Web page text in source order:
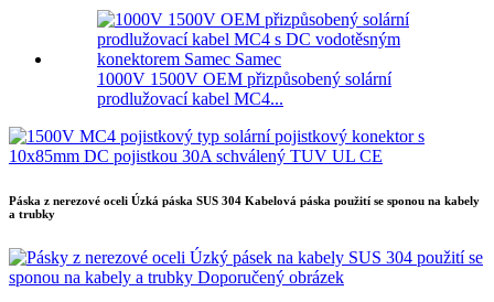
1000V 1500V OEM přizpůsobený solární
prodlužovací kabel MC4...
Páska z nerezové oceli Úzká páska SUS 304 Kabelová páska použití se sponou na kabely
a trubky